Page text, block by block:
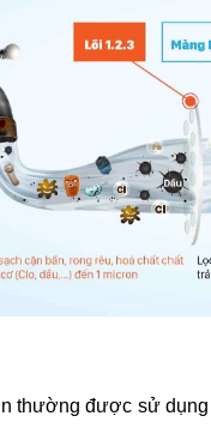
thường được sử